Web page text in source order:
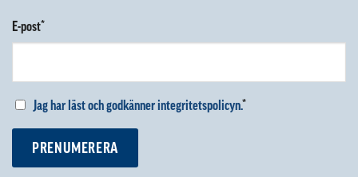
E-post*
Jag har läst och godkänner integritetspolicyn.*
PRENUMERERA